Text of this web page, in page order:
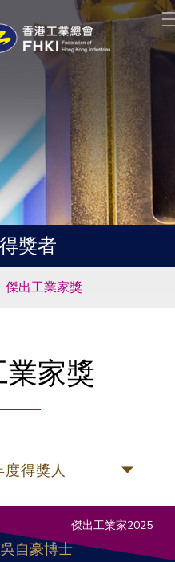
獎者
傑出工業家獎
家獎
得獎人
傑出工業家2025
吳自豪博士